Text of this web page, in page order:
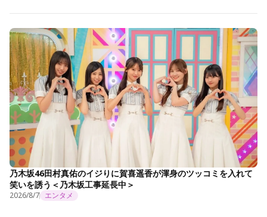
乃木坂46田村真佑のイジりに賀喜遥香が渾身のツッコミを入れて
笑いを誘う＜乃木坂工事延長中＞
2026/8/7 エンタメ